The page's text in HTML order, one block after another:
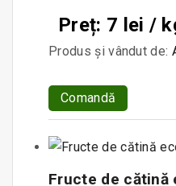
Preț: 7 lei /
Produs și vândut de:
Comandă
Fructe de cătină